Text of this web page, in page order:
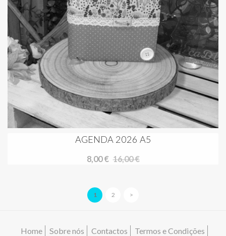
AGENDA 2026 A5
8,00 € 16,00 €
1 2 >
Home Sobre nós Contactos
Termos e Condições